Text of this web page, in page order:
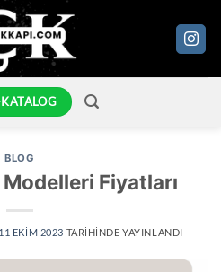
BLOG
Modelleri Fiyatları
11 EKIM 2023 TARIHINDE YAYINLANDI